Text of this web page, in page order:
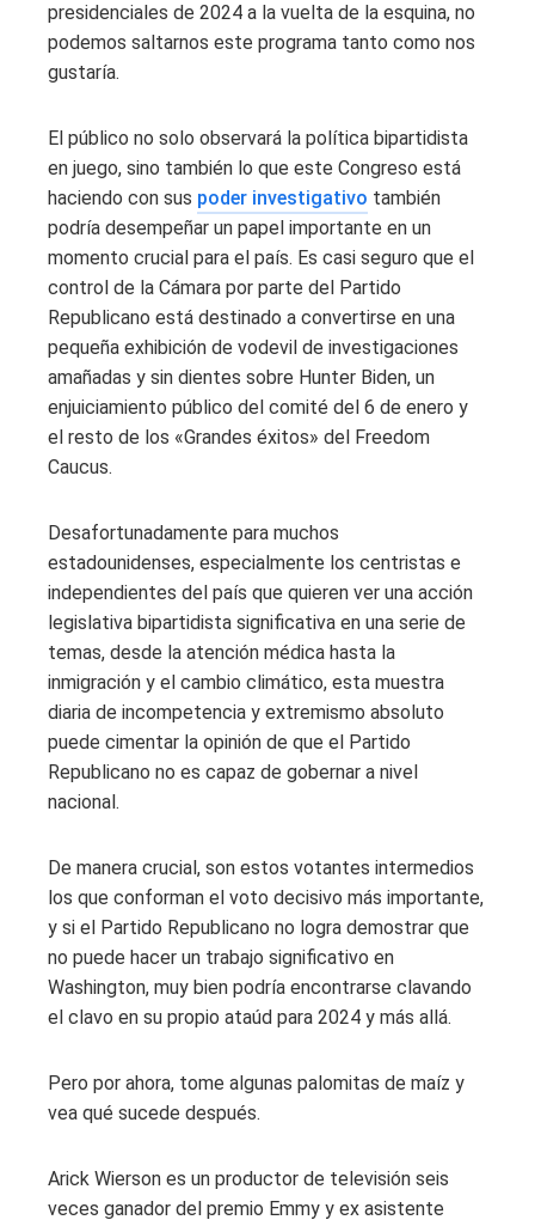
presidenciales de 2024 a la vuelta de la esquina, no
podemos saltarnos este programa tanto como nos
gustaría.
El público no solo observará la política bipartidista
en juego, sino también lo que este Congreso está
haciendo con sus poder investigativo también
podría desempeñar un papel importante en un
momento crucial para el país. Es casi seguro que el
control de la Cámara por parte del Partido
Republicano está destinado a convertirse en una
pequeña exhibición de vodevil de investigaciones
amañadas y sin dientes sobre Hunter Biden, un
enjuiciamiento público del comité del 6 de enero y
el resto de los «Grandes éxitos» del Freedom
Caucus.
Desafortunadamente para muchos
estadounidenses, especialmente los centristas e
independientes del país que quieren ver una acción
legislativa bipartidista significativa en una serie de
temas, desde la atención médica hasta la
inmigración y el cambio climático, esta muestra
diaria de incompetencia y extremismo absoluto
puede cimentar la opinión de que el Partido
Republicano no es capaz de gobernar a nivel
nacional.
De manera crucial, son estos votantes intermedios
los que conforman el voto decisivo más importante,
y si el Partido Republicano no logra demostrar que
no puede hacer un trabajo significativo en
Washington, muy bien podría encontrarse clavando
el clavo en su propio ataúd para 2024 y más allá.
Pero por ahora, tome algunas palomitas de maíz y
vea qué sucede después.
Arick Wierson es un productor de televisión seis
veces ganador del premio Emmy y ex asistente